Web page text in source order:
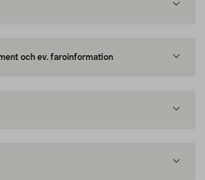
och ev. faroinformation